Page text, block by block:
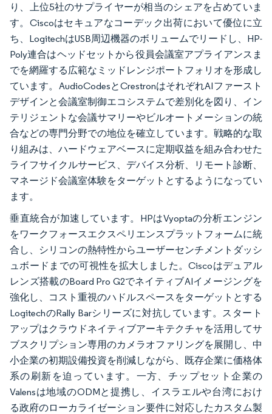
り、上位5社のサプライヤーが相当のシェアを占めていま
す。Ciscoはセキュアなコーデック出荷において優位に立
ち、LogitechはUSB周辺機器のボリュームでリードし、HP-
Poly連合はヘッドセットから役員会議室アプライアンスま
でを網羅する広範なミッドレンジポートフォリオを形成し
ています。AudioCodesとCrestronはそれぞれAIファースト
デザインと会議室制御エコシステムで差別化を図り、イン
テリジェントな会議サマリーやビルオートメーションの統
合などの専門分野での地位を確立しています。戦略的な取
り組みは、ハードウェアベースに定期収益を組み合わせた
ライフサイクルサービス、デバイス分析、リモート診断、
マネージド会議室体験をターゲットとするようになってい
ます。
垂直統合が加速しています。HPはVyoptaの分析エンジン
をワークフォースエクスペリエンスプラットフォームに統
合し、シリコンの熱特性からユーザーセンチメントダッシ
ュボードまでの可視性を拡大しました。Ciscoはデュアル
レンズ搭載のBoard Pro G2でネイティブAIイメージングを
強化し、コスト重視のハドルスペースをターゲットとする
LogitechのRally Barシリーズに対抗しています。スタート
アップはクラウドネイティブアーキテクチャを活用してサ
ブスクリプション専用のカメラオファリングを展開し、中
小企業の初期設備投資を削減しながら、既存企業に価格体
系の刷新を迫っています。一方、チップセット企業の
Valensは地域のODMと提携し、イスラエルや台湾におけ
る政府のローカライゼーション要件に対応したカスタム製